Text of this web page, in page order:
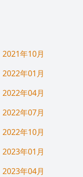
2021年10月
2022年01月
2022年04月
2022年07月
2022年10月
2023年01月
2023年04月